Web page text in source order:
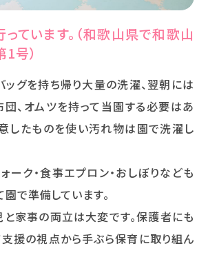
ています。（和歌山県で和歌山
号）
グを持ち帰り大量の洗濯、翌朝には
、オムツを持って当園する必要はあ
したものを使い汚れ物は園で洗濯し
ーク・食事エプロン・おしぼりなども
園で準備しています。
家事の両立は大変です。保護者にも
援の視点から手ぶら保育に取り組ん